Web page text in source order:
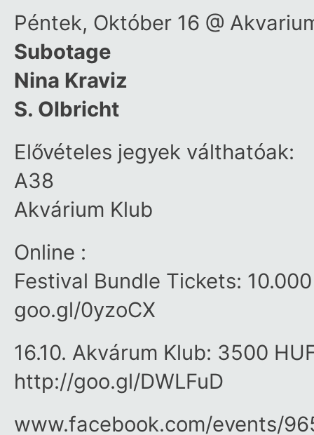
Péntek, Október 16 @
Subotage
Nina Kraviz
S. Olbricht
Elővételes jegyek válthatóak:
A38
Akvárium Klub
Online :
Festival Bundle Tickets:
goo.gl/​0yzoCX
16.10. Akvárum Klub: 3500
http://goo.gl/DWLFuD
www.facebook.com/​events/​